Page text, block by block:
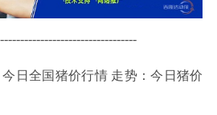
日全国猪价行情 走势：今日猪价